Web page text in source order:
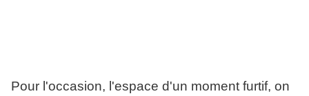
Pour l'occasion, l'espace d'un moment furtif, on